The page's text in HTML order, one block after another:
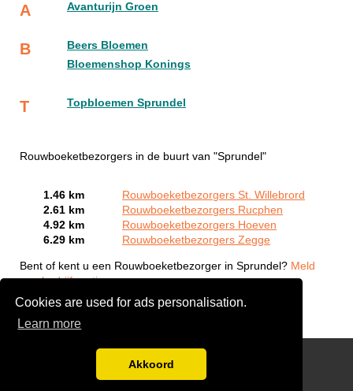
Cookies are used for ads personalisation.
Learn more
Akkoord
A Avanturijn Groen
B
Beers Bloemen
Bloemenshop Konings
T Topbloemen Sprundel
Rouwboeketbezorgers in de buurt van "Sprundel"
1.46 km
Rouwboeketbezorgers St. Willebrord
2.61 km
Rouwboeketbezorgers Rucphen
4.92 km
Rouwboeketbezorgers Hoeven
6.29 km
Rouwboeketbezorgers Zegge
Bent of kent u een Rouwboeketbezorger in Sprundel? Meld
een bedrijf gratis aan